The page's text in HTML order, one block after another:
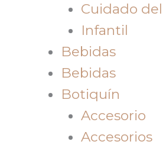
Cuidado del
Infantil
Bebidas
Bebidas
Botiquín
Accesorio
Accesorios